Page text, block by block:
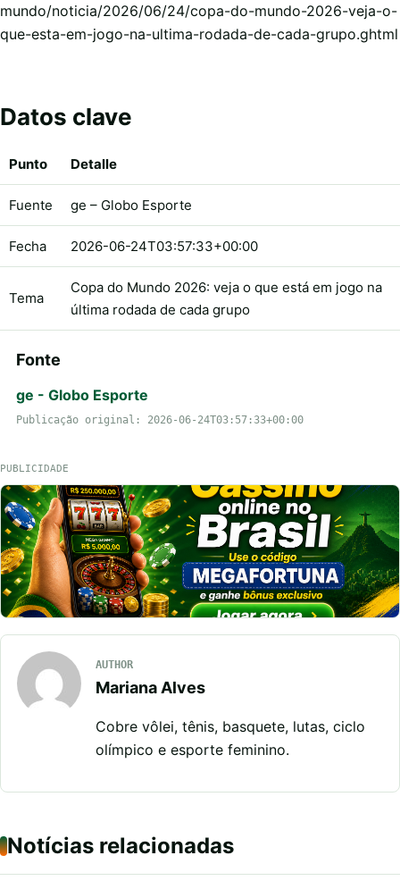
mundo/noticia/2026/06/24/copa-do-mundo-2026-veja-o-
que-esta-em-jogo-na-ultima-rodada-de-cada-grupo.ghtml
Datos clave
Punto Detalle
Fuente ge – Globo Esporte
Fecha 2026-06-24T03:57:33+00:00
Tema
Copa do Mundo 2026: veja o que está em jogo na
última rodada de cada grupo
Fonte
ge - Globo Esporte
Publicação original: 2026-06-24T03:57:33+00:00
PUBLICIDADE
AUTHOR
Mariana Alves
Cobre vôlei, tênis, basquete, lutas, ciclo
olímpico e esporte feminino.
Notícias relacionadas